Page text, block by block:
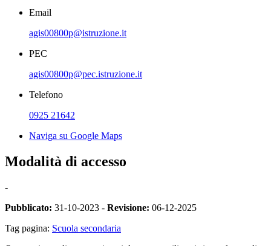
Email
agis00800p@istruzione.it
PEC
agis00800p@pec.istruzione.it
Telefono
0925 21642
Naviga su Google Maps
Modalità di accesso
-
Pubblicato: 31-10-2023 - Revisione: 06-12-2025
Tag pagina: Scuola secondaria